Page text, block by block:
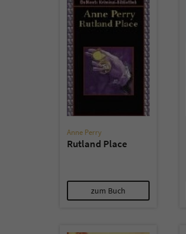
Anne Perry
Rutland Place
zum Buch